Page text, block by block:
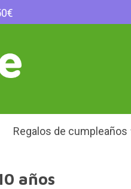
Regalos de cumpleaños
años